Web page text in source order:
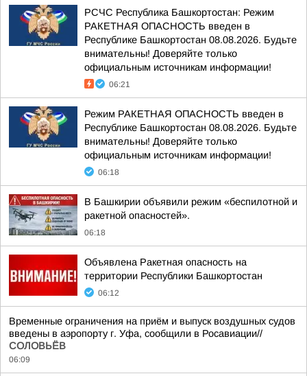
РСЧС Республика Башкортостан: Режим
РАКЕТНАЯ ОПАСНОСТЬ введен в
Республике Башкортостан 08.08.2026. Будьте
внимательны! Доверяйте только
официальным источникам информации!
06:21
Режим РАКЕТНАЯ ОПАСНОСТЬ введен в
Республике Башкортостан 08.08.2026. Будьте
внимательны! Доверяйте только
официальным источникам информации!
06:18
В Башкирии объявили режим «беспилотной и
ракетной опасностей».
06:18
Объявлена Ракетная опасность на
территории Республики Башкортостан
06:12
Временные ограничения на приём и выпуск воздушных судов
введены в аэропорту г. Уфа, сообщили в Росавиации//
СОЛОВЬЁВ
06:09